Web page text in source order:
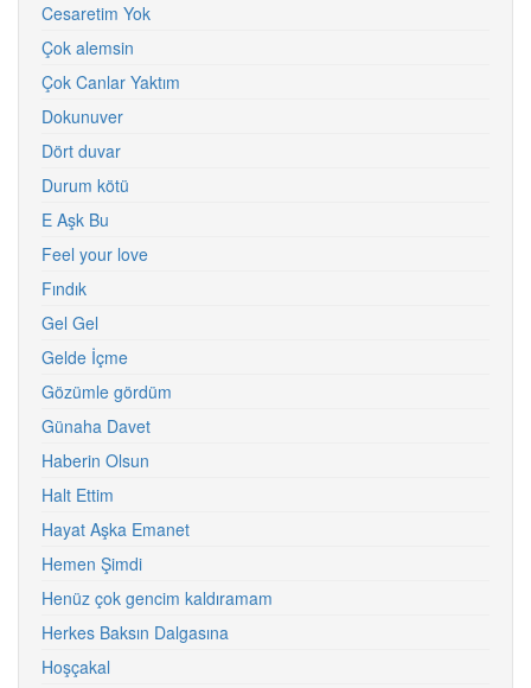
Cesaretim Yok
Çok alemsin
Çok Canlar Yaktım
Dokunuver
Dört duvar
Durum kötü
E Aşk Bu
Feel your love
Fındık
Gel Gel
Gelde İçme
Gözümle gördüm
Günaha Davet
Haberin Olsun
Halt Ettim
Hayat Aşka Emanet
Hemen Şimdi
Henüz çok gencim kaldıramam
Herkes Baksın Dalgasına
Hoşçakal